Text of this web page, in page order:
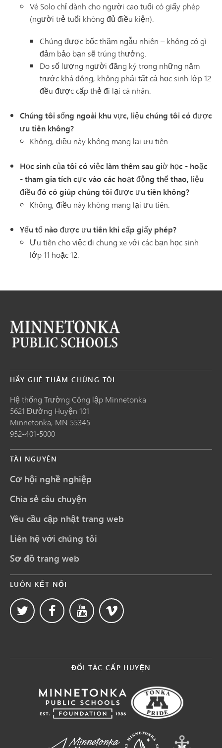
Vé Solo chỉ dành cho người cao tuổi có giấy phép
(người trẻ tuổi không đủ điều kiện).
Chúng được bốc thăm ngẫu nhiên – không có gì
đảm bảo bạn sẽ trúng thưởng.
Do số lượng người đăng ký trong những năm
trước khá đông, không phải tất cả học sinh lớp 12
đều được cấp thẻ đi lại cá nhân.
Chúng tôi sống ngoài khu vực, liệu chúng tôi có được
ưu tiên không?
Không, điều này không mang lại ưu tiên.
Học sinh của tôi có việc làm thêm sau giờ học - hoặc
- tham gia tích cực vào các hoạt động thể thao, liệu
điều đó có giúp chúng tôi được ưu tiên không?
Không, điều này không mang lại ưu tiên.
Yếu tố nào được ưu tiên khi cấp giấy phép?
Ưu tiên cho việc đi chung xe với các bạn học sinh
lớp 11 hoặc 12.
HÃY GHÉ THĂM CHÚNG TÔI
Hệ thống Trường Công lập Minnetonka
5621 Đường Huyện 101
Minnetonka, MN 55345
952-401-5000
TÀI NGUYÊN
Cơ hội nghề nghiệp
Chia sẻ câu chuyện
Yêu cầu cập nhật trang web
Liên hệ với chúng tôi
Sơ đồ trang web
LUÔN KẾT NỐI
ĐỐI TÁC CẤP HUYỆN